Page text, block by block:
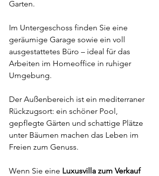
Garten.
Im Untergeschoss finden Sie eine
geräumige Garage sowie ein voll
ausgestattetes Büro – ideal für das
Arbeiten im Homeoffice in ruhiger
Umgebung.
Der Außenbereich ist ein mediterraner
Rückzugsort: ein schöner Pool,
gepflegte Gärten und schattige Plätze
unter Bäumen machen das Leben im
Freien zum Genuss.
Wenn Sie eine Luxusvilla zum Verkauf